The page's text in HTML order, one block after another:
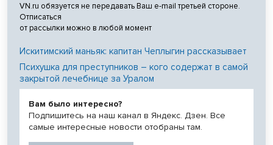
VN.ru обязуется не передавать Ваш e-mail третьей стороне.
Отписаться
от рассылки можно в любой момент
Искитимский маньяк: капитан Чеплыгин рассказывает
Психушка для преступников – кого содержат в самой
закрытой лечебнице за Уралом
Вам было интересно?
Подпишитесь на наш канал в Яндекс. Дзен. Все
самые интересные новости отобраны там.